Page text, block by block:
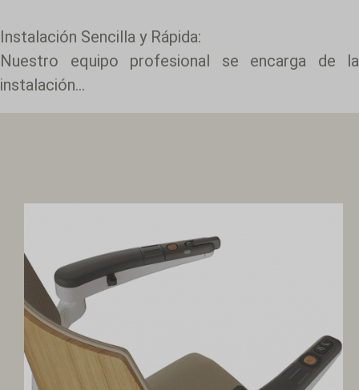
Instalación Sencilla y Rápida:
Nuestro equipo profesional se encarga de la
instalación...